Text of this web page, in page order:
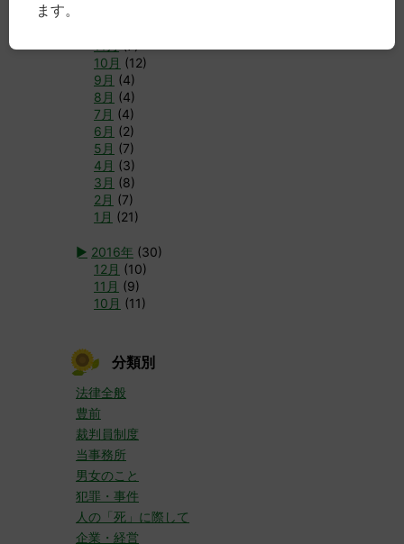
10月 (12)
9月 (4)
8月 (4)
7月 (4)
6月 (2)
5月 (7)
4月 (3)
3月 (8)
2月 (7)
1月 (21)
► 2016年 (30)
12月 (10)
11月 (9)
10月 (11)
分類別
法律全般
豊前
裁判員制度
当事務所
男女のこと
犯罪・事件
人の「死」に際して
企業・経営
ます。